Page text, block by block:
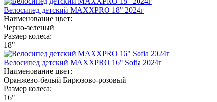
Велосипед детский MAXXPRO 18" 2024г
Наименование цвет:
Черно-зеленый
Размер колеса:
18"
Велосипед детский MAXXPRO 16" Sofia 2024г
Наименование цвет:
Оранжево-белый Бирюзово-розовый
Размер колеса:
16"